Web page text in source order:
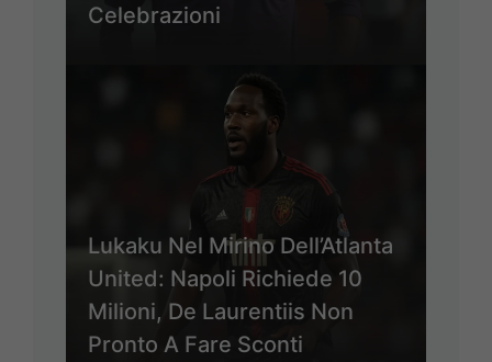
Celebrazioni
Lukaku Nel Mirino Dell’Atlanta
United: Napoli Richiede 10
Milioni, De Laurentiis Non
Pronto A Fare Sconti